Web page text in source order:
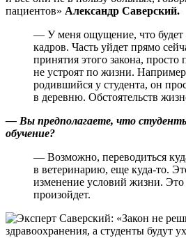
пациентов» Александр Саверский.
— У меня ощущение, что будет
кадров. Часть уйдет прямо
принятия этого закона, просто
не устроят по жизни.
родившийся у студента, он
в деревню. Обстоятельств
— Вы предполагаете, что
обучение?
— Возможно, переводиться
в ветеринарию, еще куда-то.
изменение условий жизни. Это
произойдет.